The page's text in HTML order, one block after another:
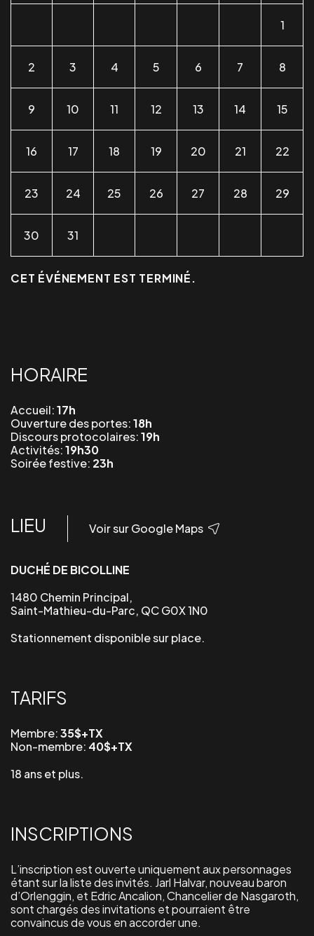
1
2 3 4 5 6 7 8
9 10 11 12 13 14 15
16 17 18 19 20 21 22
23 24 25 26 27 28 29
30 31
CET ÉVÉNEMENT EST TERMINÉ.
HORAIRE
Accueil:17h
Ouverture des portes:18h
Discours protocolaires:19h
Activités:19h30
Soirée festive: 23h
LIEU Voir sur Google Maps
DUCHÉ DE BICOLLINE
1480 Chemin Principal,
Saint-Mathieu-du-Parc, QC G0X 1N0
Stationnement disponible sur place.
TARIFS
Membre:35$+TX
Non-membre: 40$+TX
18 ans et plus.
INSCRIPTIONS
L’inscription est ouverte uniquement aux personnages
étant sur la liste des invités. Jarl Halvar, nouveau baron
d’Orlenggin, et Edric Ancalion, Chancelier de Nasgaroth,
sont chargés des invitations et pourraient être
convaincus de vous en accorder une.